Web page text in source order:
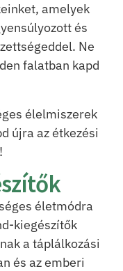
amelyek
és
Ne
falatban kapd
élelmiszerek
újra az étkezési
életmódra
kiegészítők
a táplálkozási
és az emberi